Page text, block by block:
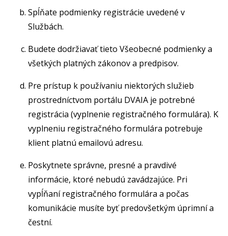
Spĺňate podmienky registrácie uvedené v
Službách.
Budete dodržiavať tieto Všeobecné podmienky a
všetkých platných zákonov a predpisov.
Pre prístup k používaniu niektorých služieb
prostredníctvom portálu DVAIA je potrebné
registrácia (vyplnenie registračného formulára). K
vyplneniu registračného formulára potrebuje
klient platnú emailovú adresu.
Poskytnete správne, presné a pravdivé
informácie, ktoré nebudú zavádzajúce. Pri
vypĺňaní registračného formulára a počas
komunikácie musíte byť predovšetkým úprimní a
čestní.